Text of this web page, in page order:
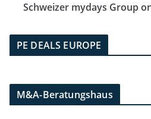
Schweizer mydays Group
PE DEALS EUROPE
M&A-Beratungshaus